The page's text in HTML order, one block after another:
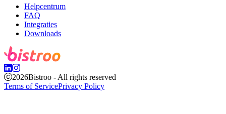
Helpcentrum
FAQ
Integraties
Downloads
2026Bistroo - All rights reserved
Terms of ServicePrivacy Policy